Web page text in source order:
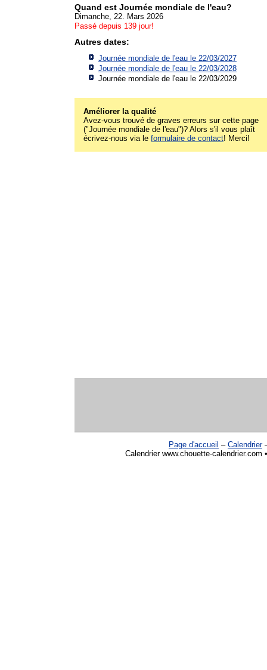
Quand est Journée mondiale de l'eau?
Dimanche, 22. Mars 2026
Passé depuis 139 jour!
Autres dates:
Journée mondiale de l'eau le 22/03/2027
Journée mondiale de l'eau le 22/03/2028
Journée mondiale de l'eau le 22/03/2029
Améliorer la qualité
Avez-vous trouvé de graves erreurs sur cette page
("Journée mondiale de l'eau")? Alors s'il vous plaît
écrivez-nous via le formulaire de contact! Merci!
Page d'accueil – Calendrier
Calendrier www.chouette-